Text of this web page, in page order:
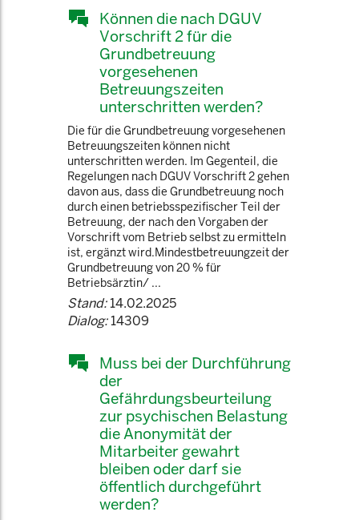
Können die nach DGUV
Vorschrift 2 für die
Grundbetreuung
vorgesehenen
Betreuungszeiten
unterschritten werden?
Die für die Grundbetreuung vorgesehenen
Betreuungszeiten können nicht
unterschritten werden. Im Gegenteil, die
Regelungen nach DGUV Vorschrift 2 gehen
davon aus, dass die Grundbetreuung noch
durch einen betriebsspezifischer Teil der
Betreuung, der nach den Vorgaben der
Vorschrift vom Betrieb selbst zu ermitteln
ist, ergänzt wird.Mindestbetreuungzeit der
Grundbetreuung von 20 % für
Betriebsärztin/ ...
Stand:14.02.2025
Dialog:14309
Muss bei der Durchführung
der
Gefährdungsbeurteilung
zur psychischen Belastung
die Anonymität der
Mitarbeiter gewahrt
bleiben oder darf sie
öffentlich durchgeführt
werden?